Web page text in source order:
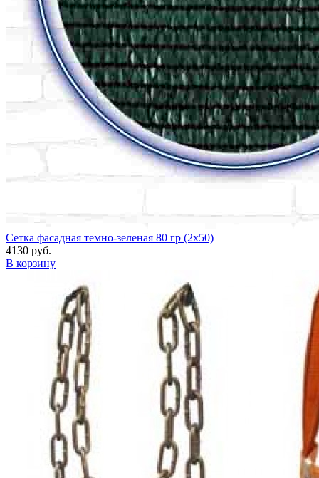
Сетка фасадная темно-зеленая 80 гр (2x50)
4130 руб.
В корзину